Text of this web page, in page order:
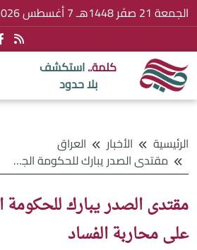
الجمعة 21 صفَر 1448هـ 7 أغسطس 2026
كلمة..استكشف
بلا حدود
الرئيسية الأخبار
العراق
مقتدى الصدر يبارك للحكومة الجديدة ويحثها على محاربة الفساد
مقتدى الصدر يبارك للحكومة
على محاربة الفساد